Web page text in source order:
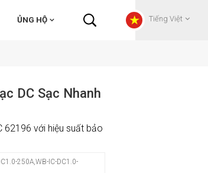
ỦNG HỘ Tiếng Việt
DC Sạc Nhanh
62196 với hiệu suất bảo
250A,WB-IC-DC1.0-